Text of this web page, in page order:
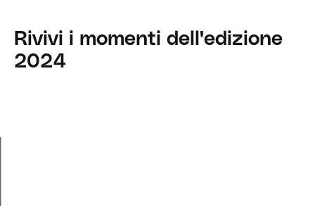
Rivivi i momenti dell'edizione
2024